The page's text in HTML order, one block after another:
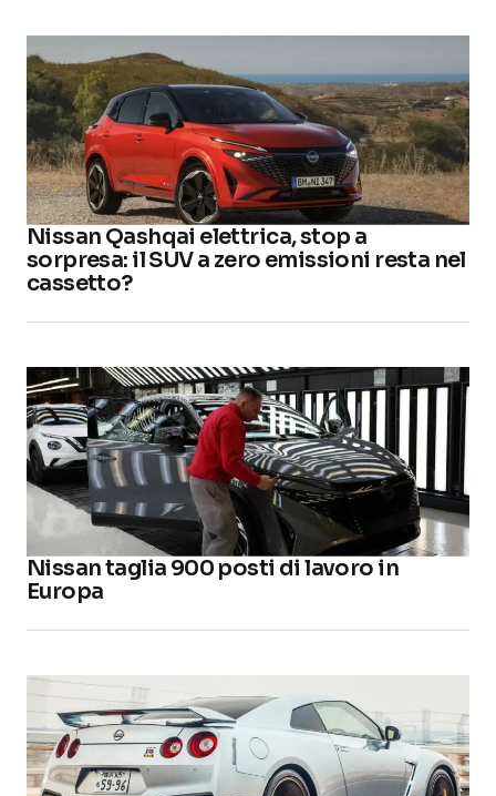
Nissan Qashqai elettrica, stop a
sorpresa: il SUV a zero emissioni resta nel
cassetto?
Nissan taglia 900 posti di lavoro in
Europa